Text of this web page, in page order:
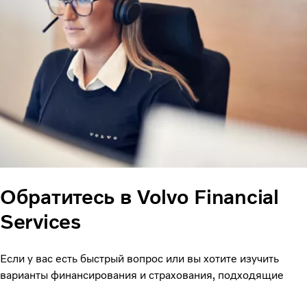
Обратитесь в Volvo Financial
Services
Если у вас есть быстрый вопрос или вы хотите изучить
варианты финансирования и страхования, подходящие